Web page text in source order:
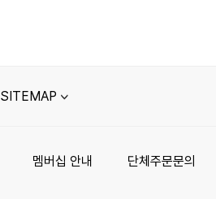
SITEMAP
멤버십 안내 단체주문문의